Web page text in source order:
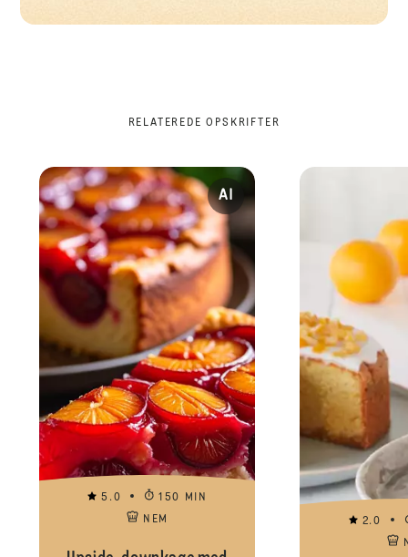
RELATEREDE OPSKRIFTER
AI
5.0
150 MIN
NEM
2.0